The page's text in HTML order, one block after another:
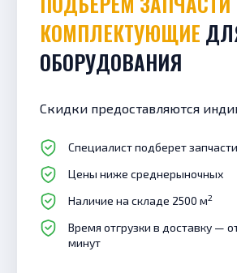
КОМПЛЕКТУЮЩИЕ
ОБОРУДОВАНИЯ
Скидки предоставляются
Специалист подберет
Цены ниже среднерыночных
Наличие на складе 2500 м2
Время отгрузки в доставку —
минут